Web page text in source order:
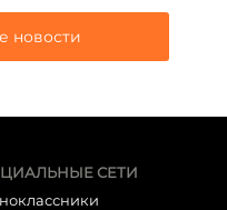
новости
СЕТИ